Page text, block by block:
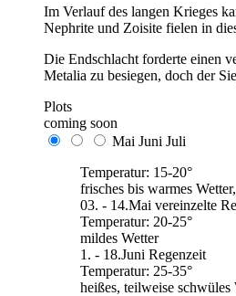
Im Verlauf des langen Krieges
Nephrite und Zoisite fielen in
Die Endschlacht forderte einen
Metalia zu besiegen, doch der
Plots
coming soon
Mai Juni Juli
Temperatur: 15-20°
frisches bis warmes
03. - 14.Mai vereinzelte
Temperatur: 20-25°
mildes Wetter
1. - 18.Juni Regenzeit
Temperatur: 25-35°
heißes, teilweise schwüles